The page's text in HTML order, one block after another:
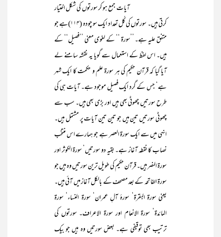
آیات جمع ہو کر سورتوں کی شکل اختیار
کرتی ہیں۔ سورتوں کی کُل تعداد ایک سو چودہ (۱۱۴)ہے جو
متفق علیہ ہے۔ ’’سورۃ ‘‘ کے لغوی معنی ’’فصیل‘‘ کے
ہیں۔ اس لفظ کے استعمال سے گویا یہ نقشہ سامنے لے
آیا گیا کہ قرآن حکیم کی ہر سورۃ علم و حکمت کا ایک شہر
ہے‘ جس کے گرد ایک فصیل موجود ہے۔ آیات ہی کی
طرح سورتیں چھوٹی بھی ہیں اور بڑی بھی ہیں۔ سب سے
چھوٹی سورتیں تین ہیں جو تین تین آیات پر مشتمل ہیں۔
انہی میں سے ایک سورۃ العصر ہے جو ہمارے اس منتخب
نصاب کا نقطہ آغاز ہے۔ بقیہ دو سورتیں‘ سورۃ الکوثر اور
سورۃ النصر ہیں۔ قرآن حکیم کی طویل ترین سورتیں وہ ہیں جو
سورۃ الفاتحہ کے بعد مصحف کے بالکل آغاز میں آئی ہیں۔
یعنی سورۃ البقرۃ‘ سورۂ آلِ عمران‘ سورۃ النساء‘ سورۃ
المائدۃ‘ سورۃ الانعام اور سورۃ الاعراف۔ سورتوں کی
ترتیب بھی توقیفی ہے۔ بعض سورتیں وہ ہیں جو بیک